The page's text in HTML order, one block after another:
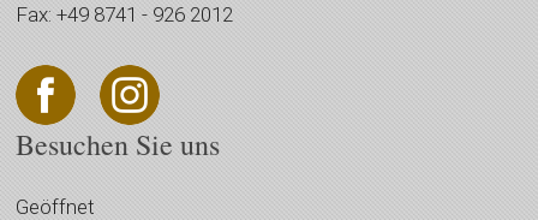
Fax: +49 8741 - 926 2012
Besuchen Sie uns
Geöffnet